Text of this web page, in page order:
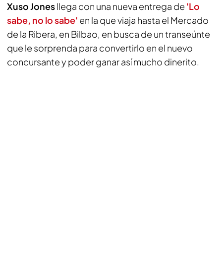
Xuso Jonesllega con una nueva entrega de 'Lo
sabe, no lo sabe' en la que viaja hasta el Mercado
de la Ribera, en Bilbao, en busca de un transeúnte
que le sorprenda para convertirlo en el nuevo
concursante y poder ganar así mucho dinerito.